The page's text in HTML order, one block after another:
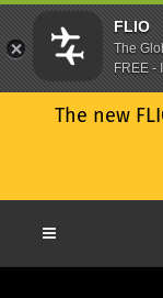
The new
FLIO
The
FREE -